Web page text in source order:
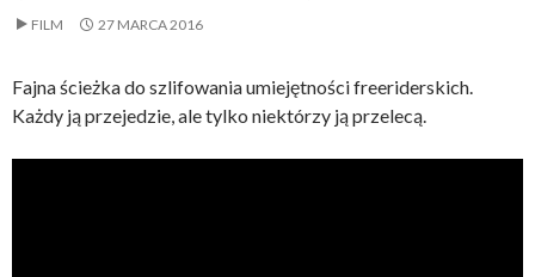
FILM 27 MARCA 2016
Fajna ścieżka do szlifowania umiejętności freeriderskich.
Każdy ją przejedzie, ale tylko niektórzy ją przelecą.